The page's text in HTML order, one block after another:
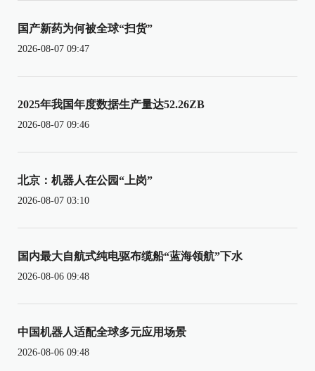
国产新药为何被全球“扫货”
2026-08-07 09:47
2025年我国年度数据生产量达52.26ZB
2026-08-07 09:46
北京：机器人在公园“上岗”
2026-08-07 03:10
国内最大自航式纯电驱布缆船“蓝海领航”下水
2026-08-06 09:48
中国机器人适配全球多元应用场景
2026-08-06 09:48